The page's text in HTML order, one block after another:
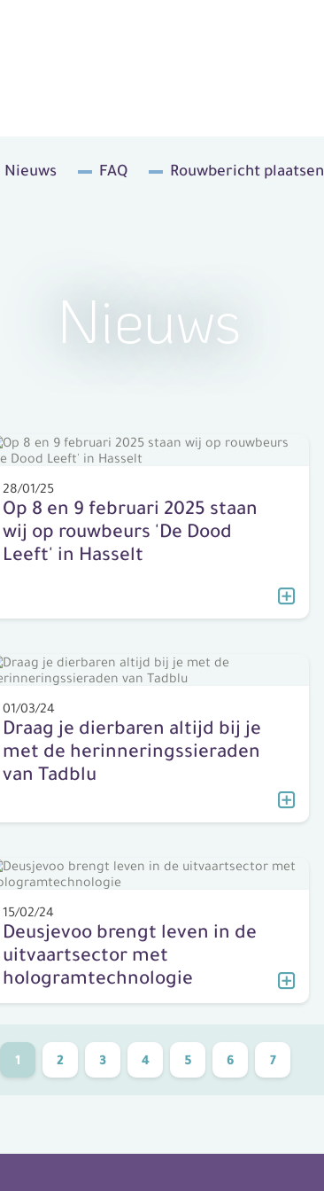
Nieuws FAQ Rouwbericht plaatsen
Nieuws
28/01/25
Op 8 en 9 februari 2025 staan
wij op rouwbeurs 'De Dood
Leeft' in Hasselt
01/03/24
Draag je dierbaren altijd bij je
met de herinneringssieraden
van Tadblu
15/02/24
Deusjevoo brengt leven in de
uitvaartsector met
hologramtechnologie
1 2 3 4 5 6 7